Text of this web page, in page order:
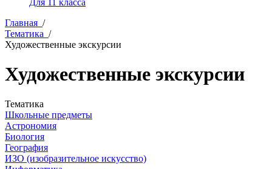
Для 11 класса
Главная /
Тематика /
Художественные экскурсии
Художественные экскурсии
Тематика
Школьные предметы
Астрономия
Биология
География
ИЗО (изобразительное искусство)